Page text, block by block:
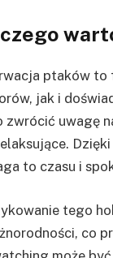
ptaków to
jak i
zwrócić uwagę
to czasu i
tego
co